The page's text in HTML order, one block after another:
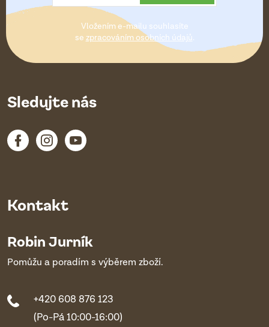
t
Vložením e-mailu souhlasíte
se zpracováním osobních údajů.
Kontakt
Robin Jurník
Pomůžu a poradím s výběrem zboží.
+420 608 876 123
(Po-Pá 10:00-16:00)
Sledujte nás